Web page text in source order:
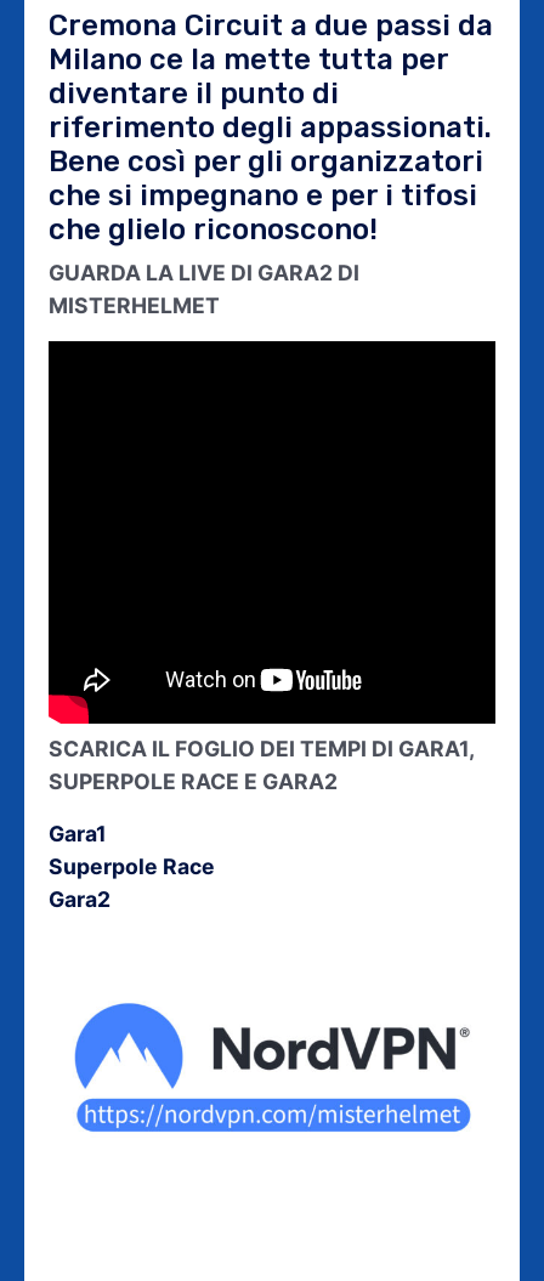
Cremona Circuit a due passi da
Milano ce la mette tutta per
diventare il punto di
riferimento degli appassionati.
Bene così per gli organizzatori
che si impegnano e per i tifosi
che glielo riconoscono!
GUARDA LA LIVE DI GARA2 DI
MISTERHELMET
SCARICA IL FOGLIO DEI TEMPI DI GARA1,
SUPERPOLE RACE E GARA2
Gara1
Superpole Race
Gara2